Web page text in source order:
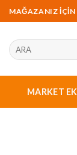
İçeriğe
geç
MAĞAZANIZ İÇİN
Ara:
MARKET